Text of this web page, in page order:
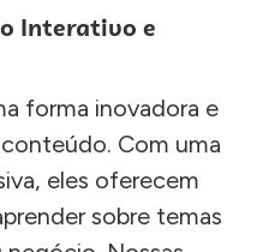
Interativo e
forma inovadora e
Com uma
eles oferecem
sobre temas